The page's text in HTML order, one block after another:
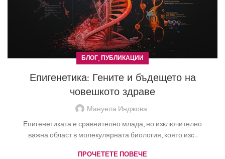
БЛОГ, ПУБЛИКАЦИИ
Епигенетика: Гените и бъдещето на
човешкото здраве
Мануела Инджова
Епигенетиката е сравнително млада, но изключително
важна област в молекулярната биология, която изс...
ПРОЧЕТЕТЕ ПОВЕЧЕ